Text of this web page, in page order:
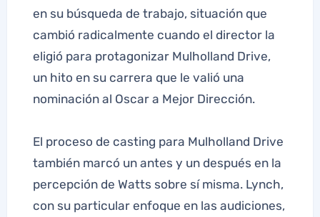
en su búsqueda de trabajo, situación que
cambió radicalmente cuando el director la
eligió para protagonizar Mulholland Drive,
un hito en su carrera que le valió una
nominación al Oscar a Mejor Dirección.
El proceso de casting para Mulholland Drive
también marcó un antes y un después en la
percepción de Watts sobre sí misma. Lynch,
con su particular enfoque en las audiciones,